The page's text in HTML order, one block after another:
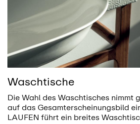
Waschtische
Die Wahl des Waschtisches nimmt
auf das Gesamterscheinungsbild
LAUFEN führt ein breites